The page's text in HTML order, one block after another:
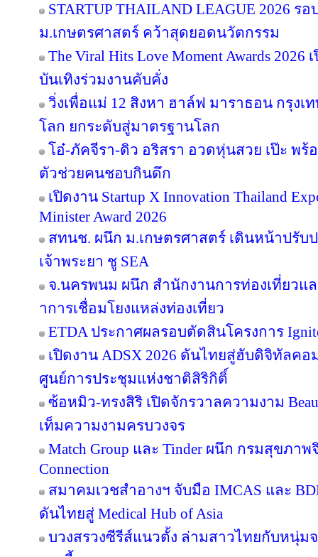
STARTUP THAILAND LEAGUE 2026 ร
ม.เกษตรศาสตร์ คว้าสุดยอดนวัตกรรม
The Viral Hits Love Moment Awards
บันเทิงร่วมงานคับคั่ง
วิ่งเพื่อแม่ 12 สิงหา ฮาล์ฟ มาราธอน กรุงเ
โลก ยกระดับสู่มาตรฐานโลก
โอ๋-ภัคจีรา-ดิว อริสรา อวดหุ่นสวย เป๊ะ พร้
ตัวช่วยคนชอบกินดึก
เปิดงาน Startup X Innovation Thailand
Minister Award 2026
สทนช. ผนึก ม.เกษตรศาสตร์ เดินหน้าปรั
เจ้าพระยา ชู SEA
จ.นครพนม ผนึก สำนักงานการท่องเที่ยวแ
าการเชื่อมโยงแหล่งท่องเที่ยว
ETDA ประกาศผลรอบตัดสินโครงการ
เปิดงาน ADSX 2026 ดันไทยสู่ฮับดิจิทัลคอ
ศูนย์การประชุมแห่งชาติสิริกิติ์
ซ้อหมิว-ทรงสิริ เปิดจักรวาลความงาม
เท็มความงามครบวงจร
Match Group และ Tinder ผนึก กรมสุขภา
Connection
สมาคมเวชสำอางฯ จับมือ IMCAS และ
ดันไทยสู่ Medical Hub of Asia
บวงสรวงซีรีส์แนวตั้ง ล่ามสาวไทยกับหนุ่ม